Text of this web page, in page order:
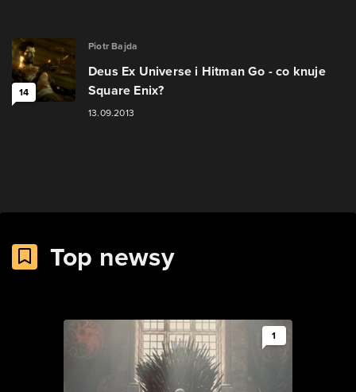
14
Piotr Bajda
Deus Ex Universe i Hitman Go - co knuje
Square Enix?
13.09.2013
Top newsy
1